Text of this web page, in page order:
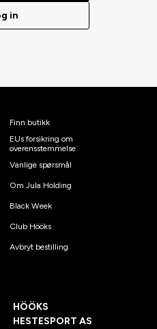
in
Finn butikk
EUs forsikring om
overensstemmelse
Vanlige spørsmål
Om Jula Holding
Black Week
Club Hööks
Avbryt bestilling
HÖÖKS
HESTESPORT AS